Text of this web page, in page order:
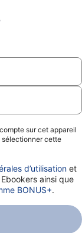
sur cet appareil
sélectionner cette
d’utilisation et
ainsi que
BONUS+.